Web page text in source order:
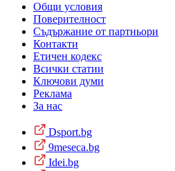
Общи условия
Поверителност
Съдържание от партньори
Контакти
Етичен кодекс
Всички статии
Ключови думи
Реклама
За нас
Dsport.bg
9meseca.bg
Idei.bg